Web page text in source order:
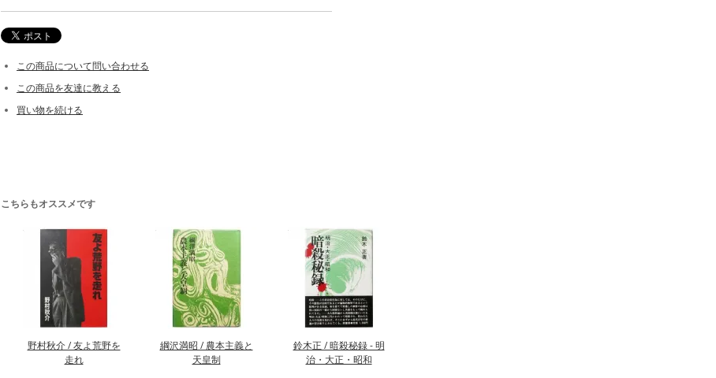
この商品について問い合わせる
この商品を友達に教える
買い物を続ける
こちらもオススメです
野村秋介 / 友よ荒野を
走れ
綱沢満昭 / 農本主義と
天皇制
鈴木正 / 暗殺秘録 - 明
治・大正・昭和